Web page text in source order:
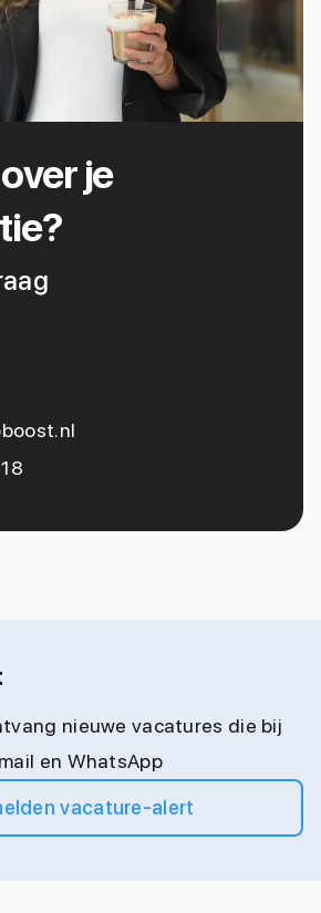
je
nieuwe vacatures die bij
en WhatsApp
vacature-alert